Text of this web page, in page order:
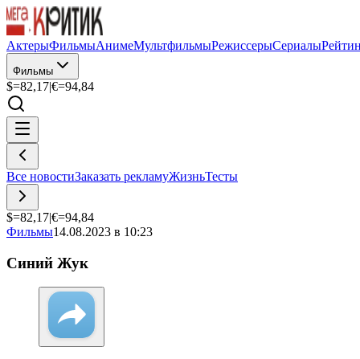
АктерыФильмыАнимеМультфильмыРежиссерыСериалы
Фильмы
$=82,17|€=94,84
Все новостиЗаказать рекламуЖизньТесты
$=82,17|€=94,84
Фильмы14.08.2023 в 10:23
Синий Жук